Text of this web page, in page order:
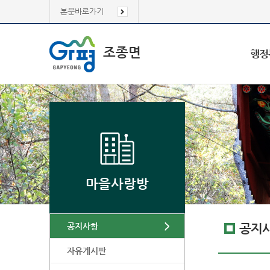
본문바로가기
조종면 행
마을사랑방
공지사항
자유게시판
공지